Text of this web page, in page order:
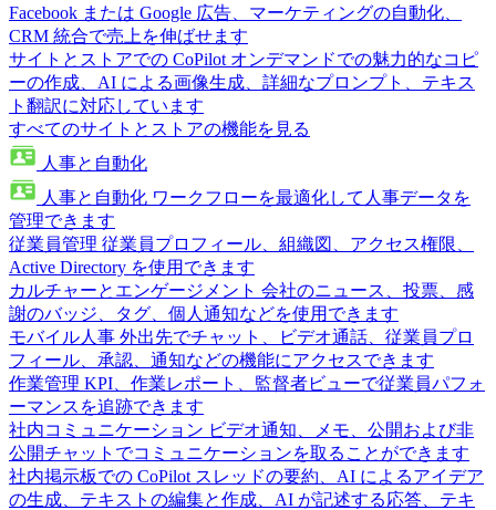
Facebook または Google 広告、マーケティングの自動化、
CRM 統合で売上を伸ばせます
サイトとストアでの CoPilot オンデマンドでの魅力的なコピ
ーの作成、AI による画像生成、詳細なプロンプト、テキス
ト翻訳に対応しています
すべてのサイトとストアの機能を見る
人事と自動化
人事と自動化 ワークフローを最適化して人事データを
管理できます
従業員管理 従業員プロフィール、組織図、アクセス権限、
Active Directory を使用できます
カルチャーとエンゲージメント 会社のニュース、投票、感
謝のバッジ、タグ、個人通知などを使用できます
モバイル人事 外出先でチャット、ビデオ通話、従業員プロ
フィール、承認、通知などの機能にアクセスできます
作業管理 KPI、作業レポート、監督者ビューで従業員パフォ
ーマンスを追跡できます
社内コミュニケーション ビデオ通知、メモ、公開および非
公開チャットでコミュニケーションを取ることができます
社内掲示板での CoPilot スレッドの要約、AI によるアイデア
の生成、テキストの編集と作成、AI が記述する応答、テキ